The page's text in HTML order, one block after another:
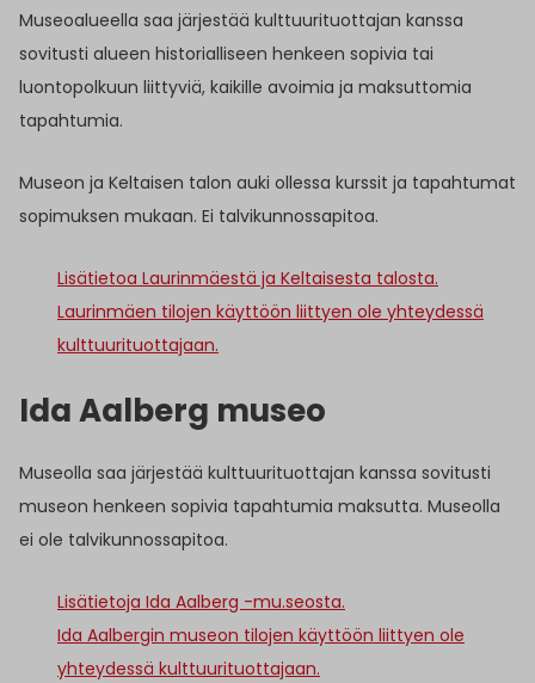
Museoalueella saa järjestää kulttuurituottajan kanssa
sovitusti alueen historialliseen henkeen sopivia tai
luontopolkuun liittyviä, kaikille avoimia ja maksuttomia
tapahtumia.
Museon ja Keltaisen talon auki ollessa kurssit ja tapahtumat
sopimuksen mukaan. Ei talvikunnossapitoa.
Lisätietoa Laurinmäestä ja Keltaisesta talosta.
Laurinmäen tilojen käyttöön liittyen ole yhteydessä
kulttuurituottajaan.
Ida Aalberg museo
Museolla saa järjestää kulttuurituottajan kanssa sovitusti
museon henkeen sopivia tapahtumia maksutta. Museolla
ei ole talvikunnossapitoa.
Lisätietoja Ida Aalberg -mu.seosta.
Ida Aalbergin museon tilojen käyttöön liittyen ole
yhteydessä kulttuurituottajaan.